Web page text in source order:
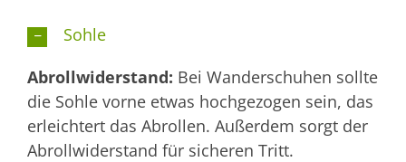
Sohle
Abrollwiderstand: Bei Wanderschuhen sollte
die Sohle vorne etwas hochgezogen sein, das
erleichtert das Abrollen. Außerdem sorgt der
Abrollwiderstand für sicheren Tritt.